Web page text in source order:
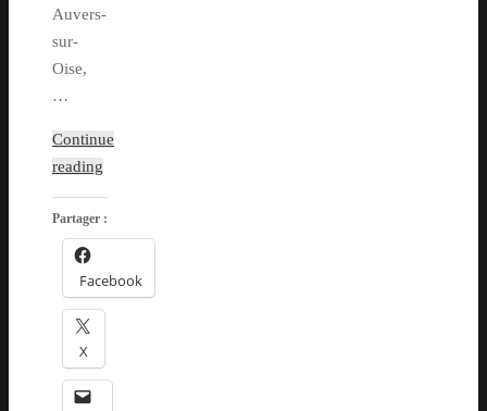
Auvers-
sur-
Oise,
…
Continue
reading
Partager :
Facebook
X